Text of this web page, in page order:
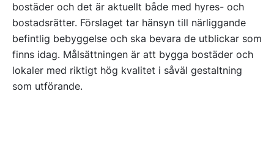
bostäder och det är aktuellt både med hyres- och
bostadsrätter. Förslaget tar hänsyn till närliggande
befintlig bebyggelse och ska bevara de utblickar som
finns idag. Målsättningen är att bygga bostäder och
lokaler med riktigt hög kvalitet i såväl gestaltning
som utförande.